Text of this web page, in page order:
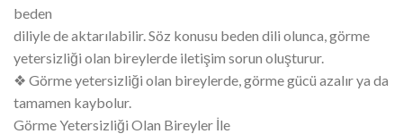
beden
diliyle de aktarılabilir. Söz konusu beden dili olunca, görme
yetersizliği olan bireylerde iletişim sorun oluşturur.
❖ Görme yetersizliği olan bireylerde, görme gücü azalır ya da
tamamen kaybolur.
Görme Yetersizliği Olan Bireyler İle